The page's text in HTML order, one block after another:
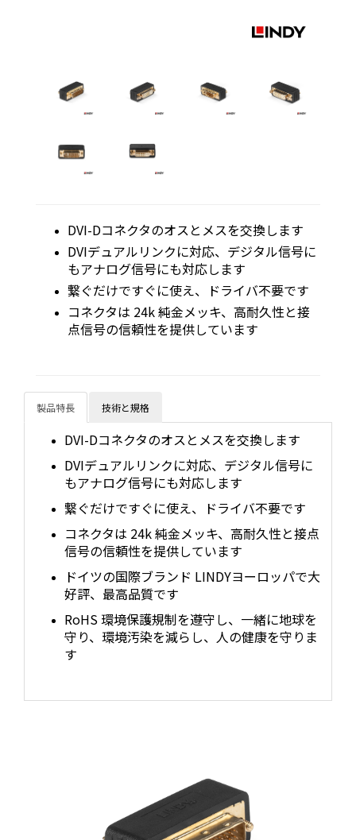
DVI-Dコネクタのオスとメスを交換します
DVIデュアルリンクに対応、デジタル信号に
もアナログ信号にも対応します
繋ぐだけですぐに使え、ドライバ不要です
コネクタは 24k 純金メッキ、高耐久性と接
点信号の信頼性を提供しています
製品特長 技術と規格
DVI-Dコネクタのオスとメスを交換します
DVIデュアルリンクに対応、デジタル信号に
もアナログ信号にも対応します
繋ぐだけですぐに使え、ドライバ不要です
コネクタは 24k 純金メッキ、高耐久性と接点
信号の信頼性を提供しています
ドイツの国際ブランド LINDYヨーロッパで大
好評、最高品質です
RoHS 環境保護規制を遵守し、一緒に地球を
守り、環境汚染を減らし、人の健康を守りま
す